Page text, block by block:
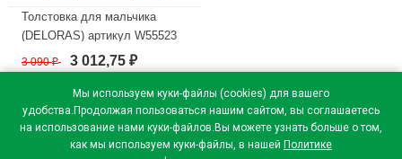
Мы используем куки-файлы (cookies) для вашего
удобства.Продолжая пользоваться нашим сайтом, вы соглашаетесь
на использование нами куки-файлов.Вы можете узнать больше о том,
как мы используем куки-файлы, в нашей Политике
Толстовка для мальчика
(DELORAS) артикул W55523
размер 34/134-44/164 цвет
черный
В наличии
3 090₽ 3 012,75 ₽